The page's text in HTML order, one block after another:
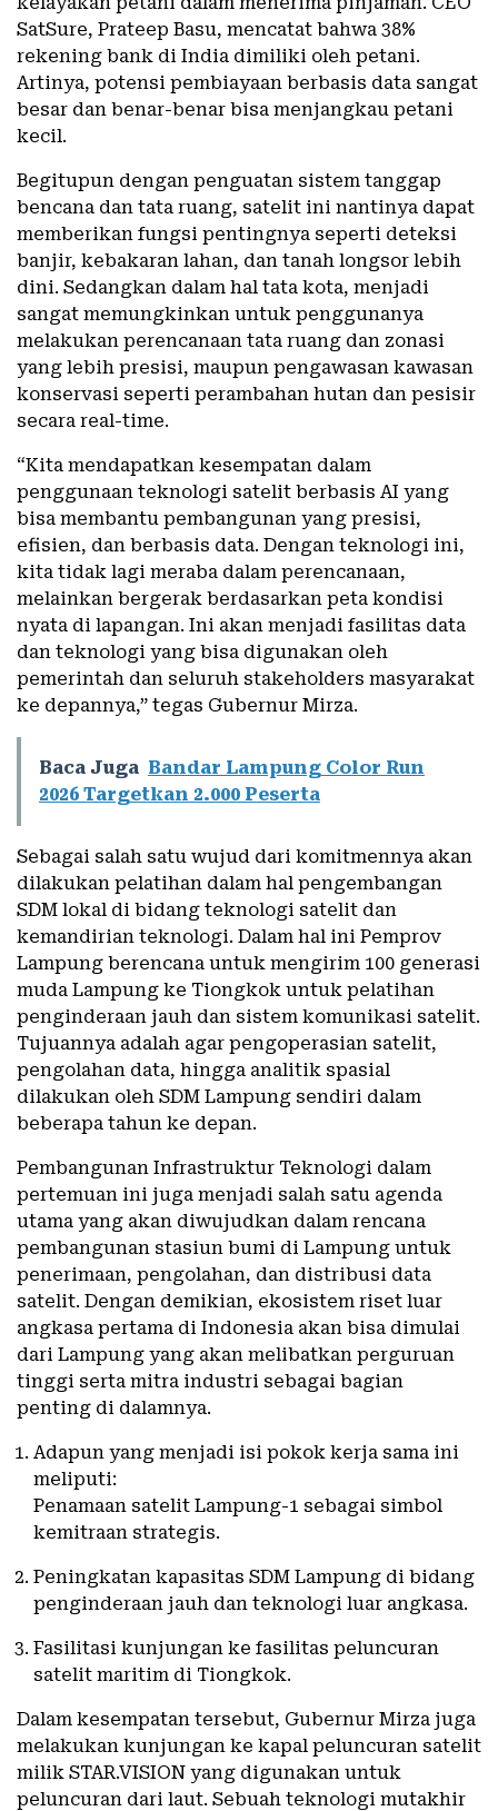
SatSure, Prateep Basu, mencatat bahwa 38%
rekening bank di India dimiliki oleh petani.
Artinya, potensi pembiayaan berbasis data sangat
besar dan benar-benar bisa menjangkau petani
kecil.
Begitupun dengan penguatan sistem tanggap
bencana dan tata ruang, satelit ini nantinya dapat
memberikan fungsi pentingnya seperti deteksi
banjir, kebakaran lahan, dan tanah longsor lebih
dini. Sedangkan dalam hal tata kota, menjadi
sangat memungkinkan untuk penggunanya
melakukan perencanaan tata ruang dan zonasi
yang lebih presisi, maupun pengawasan kawasan
konservasi seperti perambahan hutan dan pesisir
secara real-time.
“Kita mendapatkan kesempatan dalam
penggunaan teknologi satelit berbasis AI yang
bisa membantu pembangunan yang presisi,
efisien, dan berbasis data. Dengan teknologi ini,
kita tidak lagi meraba dalam perencanaan,
melainkan bergerak berdasarkan peta kondisi
nyata di lapangan. Ini akan menjadi fasilitas data
dan teknologi yang bisa digunakan oleh
pemerintah dan seluruh stakeholders masyarakat
ke depannya,” tegas Gubernur Mirza.
Baca Juga Bandar Lampung Color Run
2026 Targetkan 2.000 Peserta
Sebagai salah satu wujud dari komitmennya akan
dilakukan pelatihan dalam hal pengembangan
SDM lokal di bidang teknologi satelit dan
kemandirian teknologi. Dalam hal ini Pemprov
Lampung berencana untuk mengirim 100 generasi
muda Lampung ke Tiongkok untuk pelatihan
penginderaan jauh dan sistem komunikasi satelit.
Tujuannya adalah agar pengoperasian satelit,
pengolahan data, hingga analitik spasial
dilakukan oleh SDM Lampung sendiri dalam
beberapa tahun ke depan.
Pembangunan Infrastruktur Teknologi dalam
pertemuan ini juga menjadi salah satu agenda
utama yang akan diwujudkan dalam rencana
pembangunan stasiun bumi di Lampung untuk
penerimaan, pengolahan, dan distribusi data
satelit. Dengan demikian, ekosistem riset luar
angkasa pertama di Indonesia akan bisa dimulai
dari Lampung yang akan melibatkan perguruan
tinggi serta mitra industri sebagai bagian
penting di dalamnya.
Adapun yang menjadi isi pokok kerja sama ini
meliputi:
Penamaan satelit Lampung-1 sebagai simbol
kemitraan strategis.
Peningkatan kapasitas SDM Lampung di bidang
penginderaan jauh dan teknologi luar angkasa.
Fasilitasi kunjungan ke fasilitas peluncuran
satelit maritim di Tiongkok.
Dalam kesempatan tersebut, Gubernur Mirza juga
melakukan kunjungan ke kapal peluncuran satelit
milik STAR.VISION yang digunakan untuk
peluncuran dari laut. Sebuah teknologi mutakhir